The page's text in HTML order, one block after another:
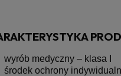
wyrób medyczny – klasa I
środek ochrony